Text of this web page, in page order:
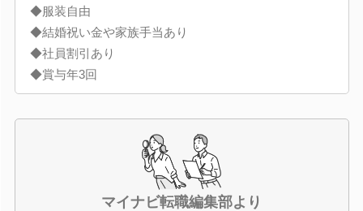
◆服装自由
◆結婚祝い金や家族手当あり
◆社員割引あり
◆賞与年3回
マイナビ転職編集部より